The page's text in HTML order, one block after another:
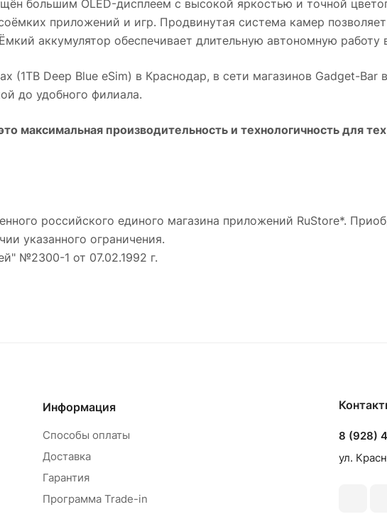
большим OLED-дисплеем с высокой яркостью и точной
приложений и игр. Продвинутая система камер
аккумулятор обеспечивает длительную автономную работу
(1TB Deep Blue eSim) в Краснодар, в сети магазинов Gadget-Bar
до удобного филиала.
максимальная производительность и технологичность для
российского единого магазина приложений RuStore*.
указанного ограничения.
№2300-1 от 07.02.1992 г.
Информация
Способы оплаты
Доставка
Гарантия
Программа Trade-in
8 (928)
ул.